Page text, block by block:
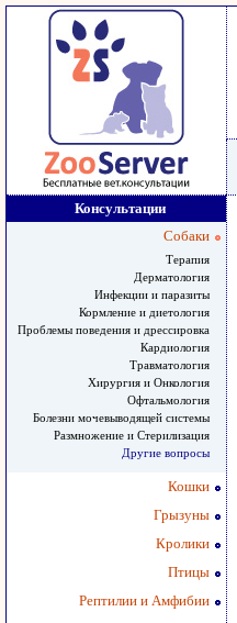
Консультации
Собаки
Терапия
Дерматология
Инфекции и паразиты
Кормление и диетология
Проблемы поведения и дрессировка
Кардиология
Травматология
Хирургия и Онкология
Офтальмология
Болезни мочевыводящей системы
Размножение и Стерилизация
Другие вопросы
Кошки
Грызуны
Кролики
Птицы
Рептилии и Амфибии